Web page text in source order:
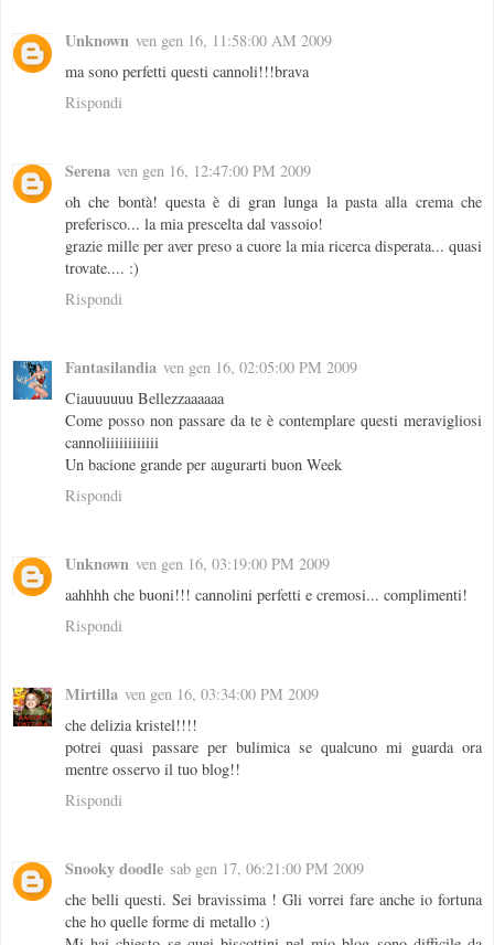
Unknown ven gen 16, 11:58:00 AM 2009
ma sono perfetti questi cannoli!!!brava
Rispondi
Serena ven gen 16, 12:47:00 PM 2009
oh che bontà! questa è di gran lunga la pasta alla crema che
preferisco... la mia prescelta dal vassoio!
grazie mille per aver preso a cuore la mia ricerca disperata... quasi
trovate.... :)
Rispondi
Fantasilandia ven gen 16, 02:05:00 PM 2009
Ciauuuuuu Bellezzaaaaaa
Come posso non passare da te è contemplare questi meravigliosi
cannoliiiiiiiiiiii
Un bacione grande per augurarti buon Week
Rispondi
Unknown ven gen 16, 03:19:00 PM 2009
aahhhh che buoni!!! cannolini perfetti e cremosi... complimenti!
Rispondi
Mirtilla ven gen 16, 03:34:00 PM 2009
che delizia kristel!!!!
potrei quasi passare per bulimica se qualcuno mi guarda ora
mentre osservo il tuo blog!!
Rispondi
Snooky doodle sab gen 17, 06:21:00 PM 2009
che belli questi. Sei bravissima ! Gli vorrei fare anche io fortuna
che ho quelle forme di metallo :)